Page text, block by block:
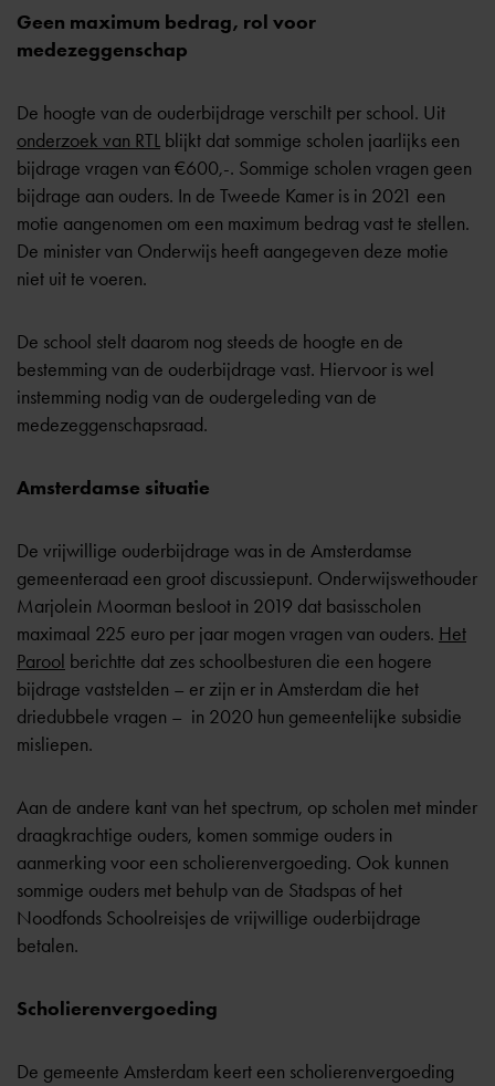
Geen maximum bedrag, rol voor
medezeggenschap
De hoogte van de ouderbijdrage verschilt per school. Uit
onderzoek van RTL blijkt dat sommige scholen jaarlijks een
bijdrage vragen van €600,-. Sommige scholen vragen geen
bijdrage aan ouders. In de Tweede Kamer is in 2021 een
motie aangenomen om een maximum bedrag vast te stellen.
De minister van Onderwijs heeft aangegeven deze motie
niet uit te voeren.
De school stelt daarom nog steeds de hoogte en de
bestemming van de ouderbijdrage vast. Hiervoor is wel
instemming nodig van de oudergeleding van de
medezeggenschapsraad.
Amsterdamse situatie
De vrijwillige ouderbijdrage was in de Amsterdamse
gemeenteraad een groot discussiepunt. Onderwijswethouder
Marjolein Moorman besloot in 2019 dat basisscholen
maximaal 225 euro per jaar mogen vragen van ouders. Het
Parool berichtte dat zes schoolbesturen die een hogere
bijdrage vaststelden – er zijn er in Amsterdam die het
driedubbele vragen – in 2020 hun gemeentelijke subsidie
misliepen.
Aan de andere kant van het spectrum, op scholen met minder
draagkrachtige ouders, komen sommige ouders in
aanmerking voor een scholierenvergoeding. Ook kunnen
sommige ouders met behulp van de Stadspas of het
Noodfonds Schoolreisjes de vrijwillige ouderbijdrage
betalen.
Scholierenvergoeding
De gemeente Amsterdam keert een scholierenvergoeding